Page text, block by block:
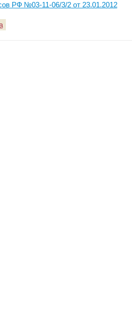
РФ №03-11-06/3/2 от 23.01.2012